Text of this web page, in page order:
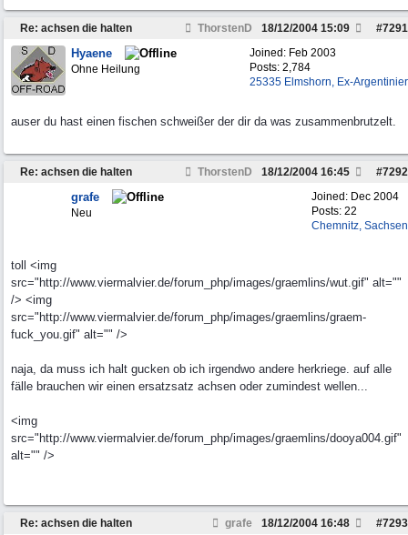
Re: achsen die halten ThorstenD #7291
18/12/2004 15:09
Joined: Feb 2003
Posts: 2,784
25335 Elmshorn, Ex-Argentinier
Hyaene
Ohne Heilung
auser du hast einen fischen schweißer der dir da was zusammenbrutzelt.
Re: achsen die halten ThorstenD #7292
18/12/2004 16:45
Joined: Dec 2004
Posts: 22
Chemnitz, Sachsen
grafe
Neu
toll <img
src="http://www.viermalvier.de/forum_php/images/graemlins/wut.gif" alt=""
/> <img
src="http://www.viermalvier.de/forum_php/images/graemlins/graem-
fuck_you.gif" alt="" />
naja, da muss ich halt gucken ob ich irgendwo andere herkriege. auf alle
fälle brauchen wir einen ersatzsatz achsen oder zumindest wellen...
<img
src="http://www.viermalvier.de/forum_php/images/graemlins/dooya004.gif"
alt="" />
Re: achsen die halten grafe #7293
18/12/2004 16:48